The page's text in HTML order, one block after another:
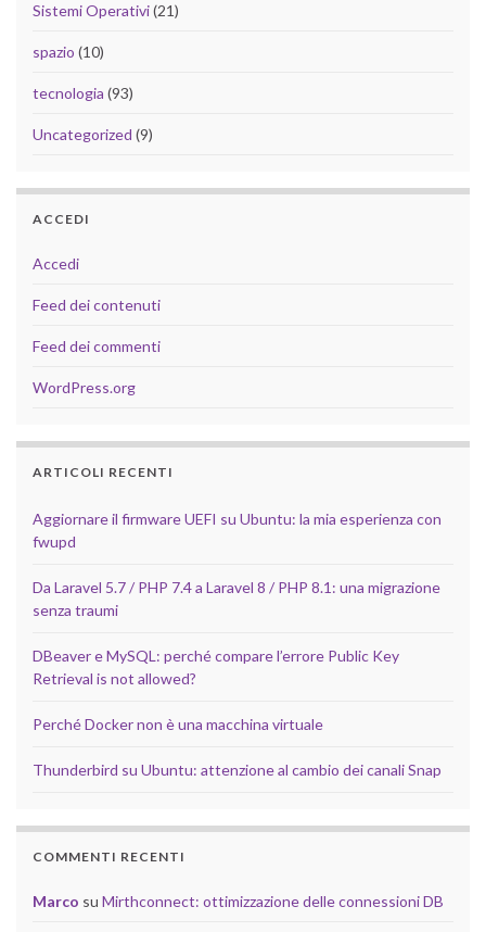
Sistemi Operativi(21)
spazio (10)
tecnologia (93)
Uncategorized (9)
ACCEDI
Accedi
Feed dei contenuti
Feed dei commenti
WordPress.org
ARTICOLI RECENTI
Aggiornare il firmware UEFI su Ubuntu: la mia esperienza con
fwupd
Da Laravel 5.7 / PHP 7.4 a Laravel 8 / PHP 8.1: una migrazione
senza traumi
DBeaver e MySQL: perché compare l’errore Public Key
Retrieval is not allowed?
Perché Docker non è una macchina virtuale
Thunderbird su Ubuntu: attenzione al cambio dei canali Snap
COMMENTI RECENTI
Marco su Mirthconnect: ottimizzazione delle connessioni DB